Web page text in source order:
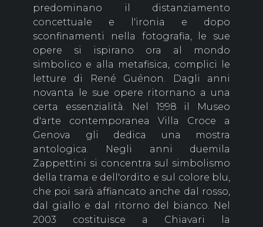
predominano il distanziamento
concettuale e l'ironia e dopo
sconfinamenti nella fotografia, le sue
opere si ispirano ora al mondo
simbolico e alla metafisica, complici le
letture di René Guénon. Dagli anni
novanta le sue opere ritornano a una
certa essenzialità. Nel 1998 il Museo
d'arte contemporanea Villa Croce a
Genova gli dedica una mostra
antologica. Negli anni duemila
Zappettini si concentra sul simbolismo
della trama e dell'ordito e sul colore blu,
che poi sarà affiancato anche dal rosso,
dal giallo e dal ritorno del bianco. Nel
2003 costituisce a Chiavari la